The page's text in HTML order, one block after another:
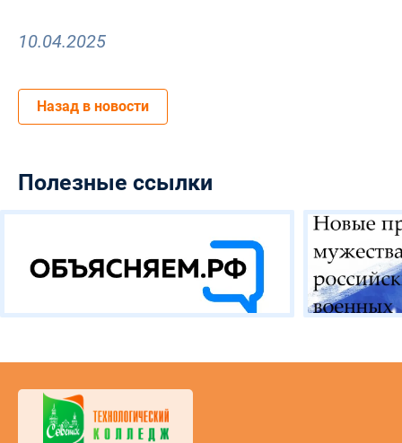
10.04.2025
Назад в новости
Полезные ссылки